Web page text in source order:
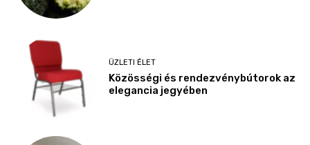
ÜZLETI ÉLET
Közösségi és rendezvénybútorok az
elegancia jegyében